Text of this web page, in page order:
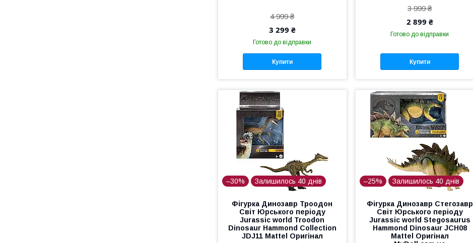
4 999 ₴
3 299 ₴
Готово до відправки
Купити
3 999 ₴
2 899 ₴
Готово до відправки
Купити
–30% Залишилось 40 днів
Фігурка Динозавр Троодон
Світ Юрського періоду
Jurassic world Troodon
Dinosaur Hammond Collection
JDJ11 Mattel Оригінал
–25% Залишилось 40 днів
Фігурка Динозавр Стегозавр
Світ Юрського періоду
Jurassic world Stegosaurus
Hammond Dinosaur JCH08
Mattel Оригінал